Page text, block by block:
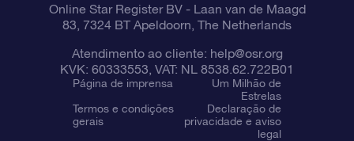
Online Star Register BV- Laan van de Maagd
83, 7324 BT Apeldoorn, The Netherlands
Atendimento ao cliente: help@osr.org
KVK: 60333553, VAT: NL 8538.62.722B01
Página de imprensa
Um Milhão de
Estrelas
Termos e condições
gerais
Declaração de
privacidade e aviso
legal